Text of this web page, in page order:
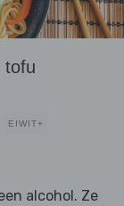
tofu
EIWIT+
alcohol. Ze